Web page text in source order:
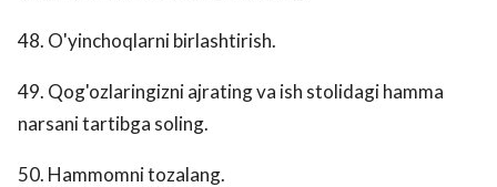
48. O'yinchoqlarni birlashtirish.
49. Qog'ozlaringizni ajrating va ish stolidagi hamma
narsani tartibga soling.
50. Hammomni tozalang.